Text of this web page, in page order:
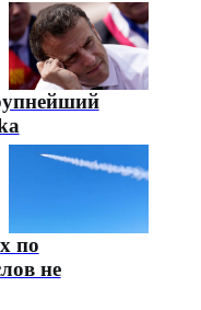
по
не